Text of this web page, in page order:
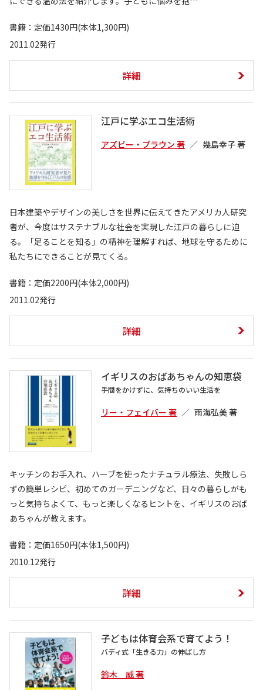
書籍：定価1430円(本体1,300円)
2011.02発行
詳細
江戸に学ぶエコ生活術
アズビー・ブラウン 著 幾島幸子 著
日本建築やデザインの美しさを世界に伝えてきたアメリカ人研究
者が、今度はサステナブルな社会を実現した江戸の暮らしに迫
る。「足ることを知る」の精神を理解すれば、地球を守るために
私たちにできることが見てくる。
書籍：定価2200円(本体2,000円)
2011.02発行
詳細
イギリスのおばあちゃんの知恵袋
手間をかけずに、気持ちのいい生活を
リー・フェイバー 著 雨海弘美 著
キッチンのお手入れ、ハーブを使ったナチュラル療法、失敗しら
ずの簡単レシピ、初めてのガーデニングなど、日々の暮らしがも
っと気持ちよくて、もっと楽しくなるヒントを、イギリスのおば
あちゃんが教えます。
書籍：定価1650円(本体1,500円)
2010.12発行
詳細
子どもは体育会系で育てよう！
バディ式「生きる力」の伸ばし方
鈴木 威 著